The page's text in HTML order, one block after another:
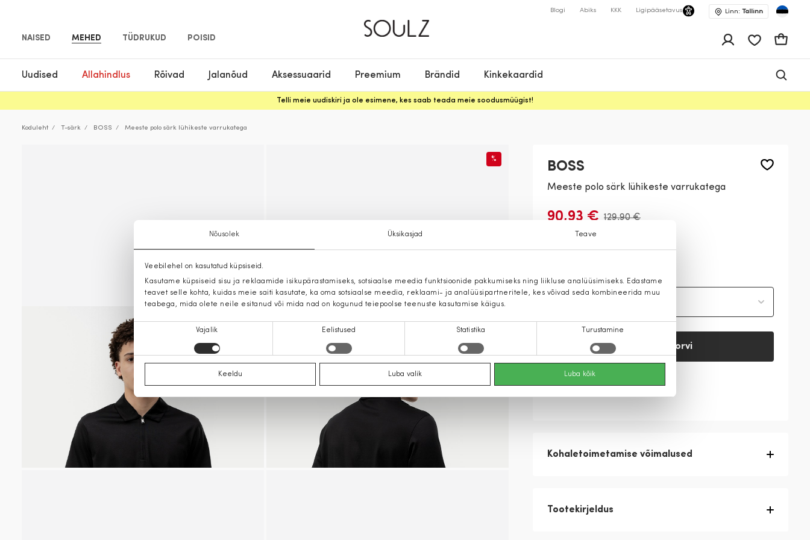
Nõusolek Üksikasjad Teave
Veebilehel on kasutatud küpsiseid.
Kasutame küpsiseid sisu ja reklaamide isikupärastamiseks, sotsiaalse meedia funktsioonide pakkumiseks ning liikluse analüüsimiseks. Edastame
teavet selle kohta, kuidas meie saiti kasutate, ka oma sotsiaalse meedia, reklaami- ja analüüsipartneritele, kes võivad seda kombineerida muu
teabega, mida olete neile esitanud või mida nad on kogunud teiepoolse teenuste kasutamise käigus.
valik
Vajalik Eelistused Statistika Turustamine
Keeldu Luba valik Luba kõik
NAISED MEHED TÜDRUKUD POISID
Blogi Abiks KKK Ligipääsetavus Linn: Tallinn
Uudised Allahindlus Rõivad Jalanõud Aksessuaarid Preemium Brändid Kinkekaardid
Telli meie uudiskiri ja ole esimene, kes saab teada meie soodusmüügist!
Koduleht T-särk BOSS Meeste polo särk lühikeste varrukatega
%
BOSS
Meeste polo särk lühikeste varrukatega
90,93 € 129,90 €
Lisa ostukorvi
Kohaletoimetamise võimalused
Tootekirjeldus